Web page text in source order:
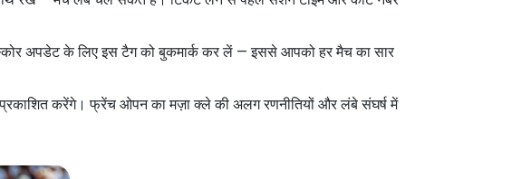
अपडेट के लिए इस टैग को बुकमार्क कर लें — इससे आपको हर मैच का सार
प्रकाशित करेंगे। फ्रेंच ओपन का मज़ा क्ले की अलग रणनीतियों और लंबे संघर्ष में